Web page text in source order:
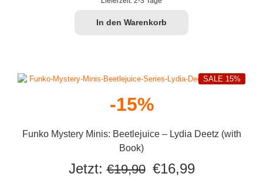
In den Warenkorb
-15%
Funko Mystery Minis: Beetlejuice – Lydia Deetz (with
Book)
SALE 15%
Jetzt: €19,90 Ursprünglicher
€16,99Aktueller